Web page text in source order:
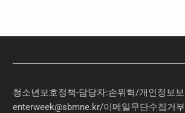
청소년보호정책-담당자:손위혁/개인정보
enterweek@sbmne.kr/이메일무단수집거부